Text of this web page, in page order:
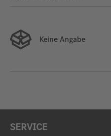
Keine Angabe
SERVICE